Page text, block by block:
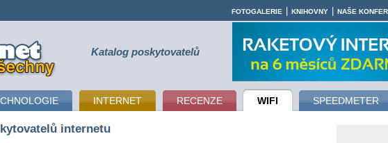
Katalog poskytovatelů
INTERNET RECENZE WIFI SPEEDMETER
FOTOGALERIE KNIHOVNY NAŠE
internetu